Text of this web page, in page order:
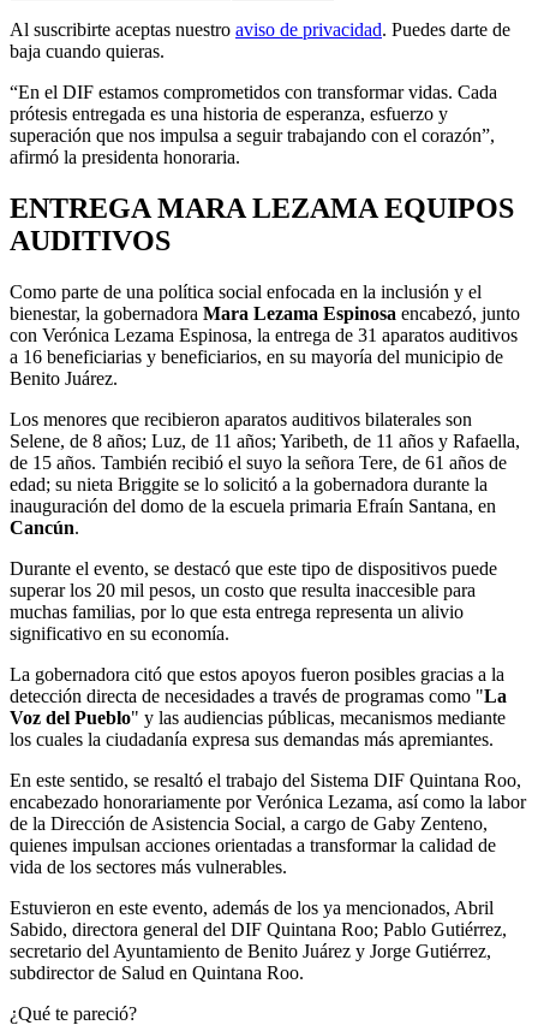
Al suscribirte aceptas nuestro aviso de privacidad. Puedes darte de
baja cuando quieras.
“En el DIF estamos comprometidos con transformar vidas. Cada
prótesis entregada es una historia de esperanza, esfuerzo y
superación que nos impulsa a seguir trabajando con el corazón”,
afirmó la presidenta honoraria.
ENTREGA MARA LEZAMA EQUIPOS
AUDITIVOS
Como parte de una política social enfocada en la inclusión y el
bienestar, la gobernadora Mara Lezama Espinosa encabezó, junto
con Verónica Lezama Espinosa, la entrega de 31 aparatos auditivos
a 16 beneficiarias y beneficiarios, en su mayoría del municipio de
Benito Juárez.
Los menores que recibieron aparatos auditivos bilaterales son
Selene, de 8 años; Luz, de 11 años; Yaribeth, de 11 años y Rafaella,
de 15 años. También recibió el suyo la señora Tere, de 61 años de
edad; su nieta Briggite se lo solicitó a la gobernadora durante la
inauguración del domo de la escuela primaria Efraín Santana, en
Cancún.
Durante el evento, se destacó que este tipo de dispositivos puede
superar los 20 mil pesos, un costo que resulta inaccesible para
muchas familias, por lo que esta entrega representa un alivio
significativo en su economía.
La gobernadora citó que estos apoyos fueron posibles gracias a la
detección directa de necesidades a través de programas como "La
Voz del Pueblo" y las audiencias públicas, mecanismos mediante
los cuales la ciudadanía expresa sus demandas más apremiantes.
En este sentido, se resaltó el trabajo del Sistema DIF Quintana Roo,
encabezado honorariamente por Verónica Lezama, así como la labor
de la Dirección de Asistencia Social, a cargo de Gaby Zenteno,
quienes impulsan acciones orientadas a transformar la calidad de
vida de los sectores más vulnerables.
Estuvieron en este evento, además de los ya mencionados, Abril
Sabido, directora general del DIF Quintana Roo; Pablo Gutiérrez,
secretario del Ayuntamiento de Benito Juárez y Jorge Gutiérrez,
subdirector de Salud en Quintana Roo.
¿Qué te pareció?